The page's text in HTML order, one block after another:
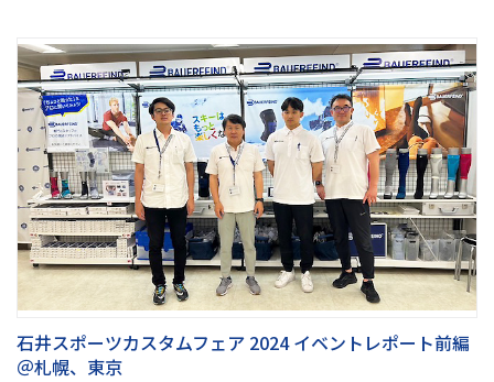
石井スポーツカスタムフェア 2024 イベントレポート前編
＠札幌、東京